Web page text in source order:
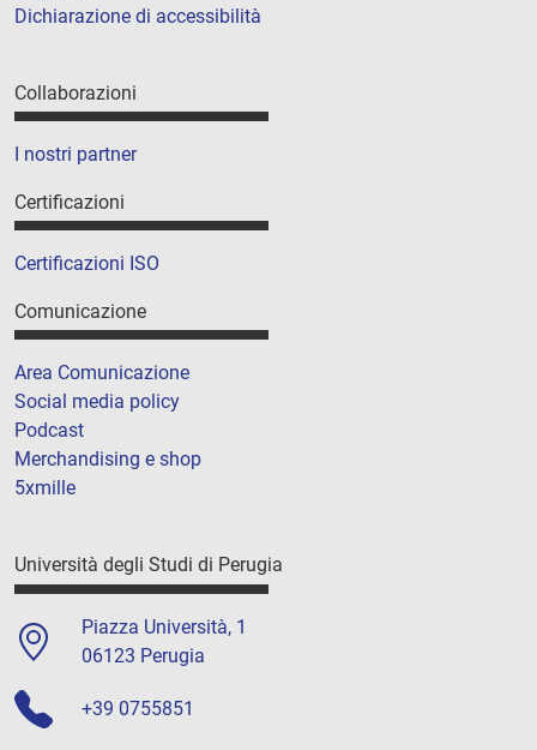
Dichiarazione di accessibilità
Collaborazioni
I nostri partner
Certificazioni
Certificazioni ISO
Comunicazione
Area Comunicazione
Social media policy
Podcast
Merchandising e shop
5xmille
Università degli Studi di Perugia
Piazza Università, 1
06123 Perugia
+39 0755851